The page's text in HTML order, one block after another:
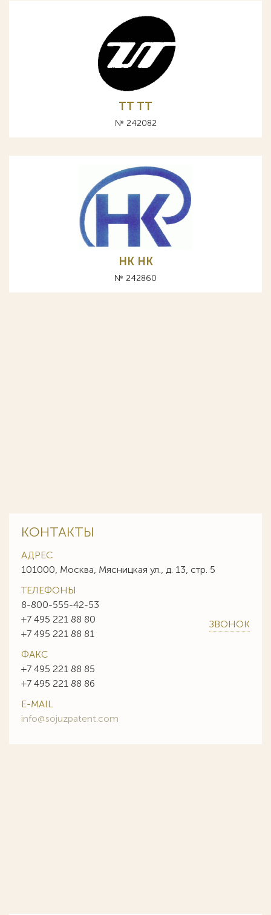
TT ТТ
№ 242082
НК HK
№ 242860
КОНТАКТЫ
АДРЕС
101000, Москва, Мясницкая ул., д. 13, стр. 5
ТЕЛЕФОНЫ
8-800-555-42-53
+7 495 221 88 80
+7 495 221 88 81
ЗВОНОК
ФАКС
+7 495 221 88 85
+7 495 221 88 86
E-MAIL
info@sojuzpatent.com